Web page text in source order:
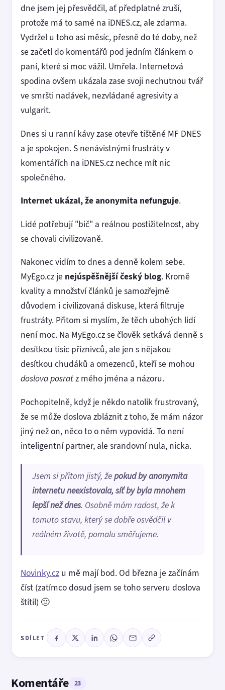
dne jsem jej přesvědčil, ať předplatné zruší,
protože má to samé na iDNES.cz, ale zdarma.
Vydržel u toho asi měsíc, přesně do té doby, než
se začetl do komentářů pod jedním článkem o
paní, které si moc vážil. Umřela. Internetová
spodina ovšem ukázala zase svoji nechutnou tvář
ve smršti nadávek, nezvládané agresivity a
vulgarit.
Dnes si u ranní kávy zase otevře tištěné MF DNES
a je spokojen. S nenávistnými frustráty v
komentářích na iDNES.cz nechce mít nic
společného.
Internet ukázal, že anonymita nefunguje.
Lidé potřebují "bič" a reálnou postižitelnost, aby
se chovali civilizovaně.
Nakonec vidím to dnes a denně kolem sebe.
MyEgo.cz je nejúspěšnější český blog. Kromě
kvality a množství článků je samozřejmě
důvodem i civilizovaná diskuse, která filtruje
frustráty. Přitom si myslím, že těch ubohých lidí
není moc. Na MyEgo.cz se člověk setkává denně s
desítkou tisíc příznivců, ale jen s nějakou
desítkou chudáků a omezenců, kteří se mohou
doslova posratz mého jména a názoru.
Pochopitelně, když je někdo natolik frustrovaný,
že se může doslova zbláznit z toho, že mám názor
jiný než on, něco to o něm vypovídá. To není
inteligentní partner, ale srandovní nula, nicka.
Jsem si přitom jistý, žepokud by anonymita
internetu neexistovala, síť by byla mnohem
lepší než dnes. Osobně mám radost, že k
tomuto stavu, který se dobře osvědčil v
reálném životě, pomalu směřujeme.
Novinky.cz u mě mají bod. Od března je začínám
číst (zatímco dosud jsem se toho serveru doslova
štítil) 🙂
SDÍLET
Komentáře 23